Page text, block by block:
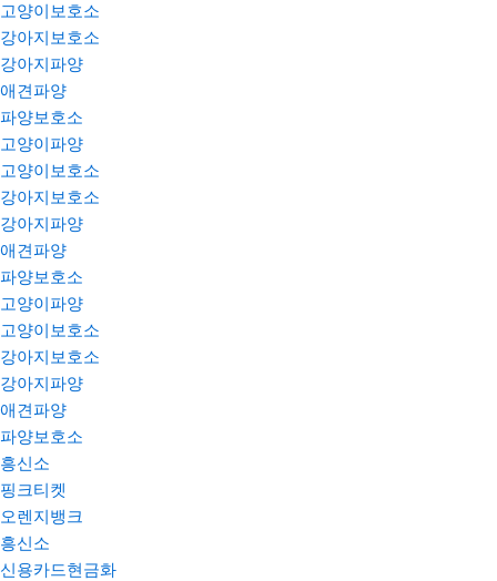
고양이보호소
강아지보호소
강아지파양
애견파양
파양보호소
고양이파양
고양이보호소
강아지보호소
강아지파양
애견파양
파양보호소
고양이파양
고양이보호소
강아지보호소
강아지파양
애견파양
파양보호소
흥신소
핑크티켓
오렌지뱅크
흥신소
신용카드현금화